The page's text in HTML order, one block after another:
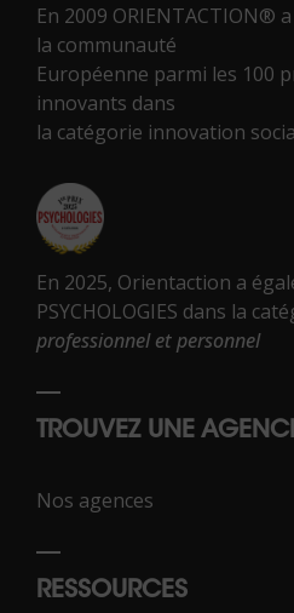
En 2009 ORIENTACTION®
la communauté
Européenne parmi les 100
innovants dans
la catégorie innovation
En 2025, Orientaction a
PSYCHOLOGIES dans la
professionnel et personnel
TROUVEZ UNE
Nos agences
RESSOURCES